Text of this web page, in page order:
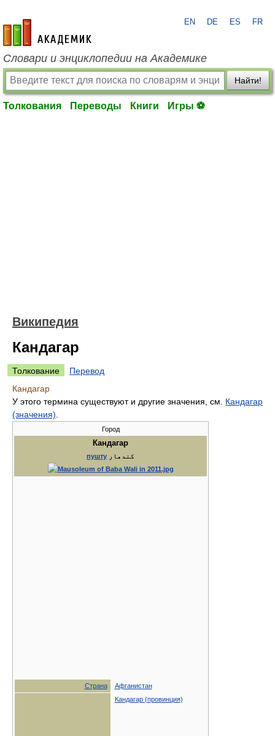
academic.ru
EN DE ES FR
Словари и энциклопедии на Академике
Найти!
Толкования Переводы Книги Игры ⚽
Википедия
Кандагар
Толкование
Перевод
Кандагар
У этого термина существуют и другие значения, см. Кандагар
(значения)
Город
Кандагар
пушту کندهار
Страна Афганистан
Кандагар (провинция)